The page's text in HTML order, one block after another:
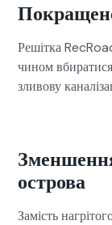
Решітка
чином
зливову
острова
Замість